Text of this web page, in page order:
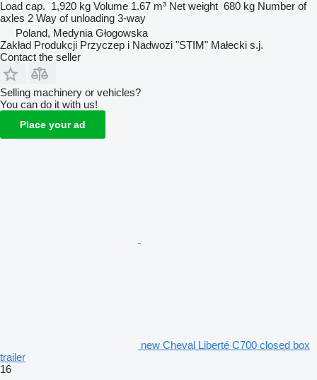
Load cap. 1,920 kg Volume 1.67 m³ Net weight 680 kg Number of
axles 2 Way of unloading 3-way
Poland, Medynia Głogowska
Zakład Produkcji Przyczep i Nadwozi "STIM" Małecki s.j.
Contact the seller
Selling machinery or vehicles?
You can do it with us!
Place your ad
new Cheval Liberté C700 closed box
trailer
16